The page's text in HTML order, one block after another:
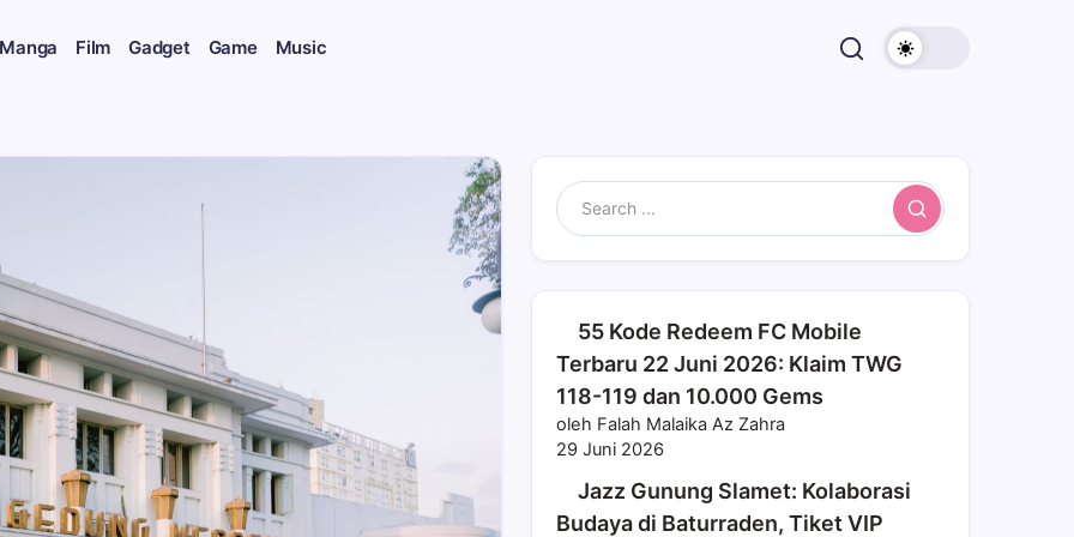
Film Gadget Game Music
Search
55 Kode Redeem FC Mobile
Terbaru 22 Juni 2026: Klaim TWG
118-119 dan 10.000 Gems
oleh Falah Malaika Az Zahra
29 Juni 2026
Jazz Gunung Slamet: Kolaborasi
Budaya di Baturraden, Tiket VIP